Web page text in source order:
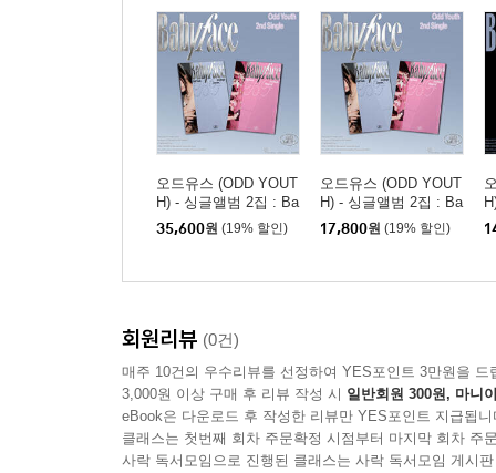
오드유스 (ODD YOUT
H) - 싱글앨범 2집 : Ba
byface [2종 SET]
35,600원 (19% 할인)
오드유스 (ODD YOUT
H) - 싱글앨범 2집 : Ba
byface [2종 중 1종 랜
덤발송]
17,800원 (19% 할인)
회원리뷰 (0건)
매주 10건의 우수리뷰를 선정하여 YES포인트 3만원을 드
3,000원 이상 구매 후 리뷰 작성 시 일반회원 300원, 마니
eBook은 다운로드 후 작성한 리뷰만 YES포인트 지급됩니
클래스는 첫번째 회차 주문확정 시점부터 마지막 회차 주
사락 독서모임으로 진행된 클래스는 사락 독서모임 게시